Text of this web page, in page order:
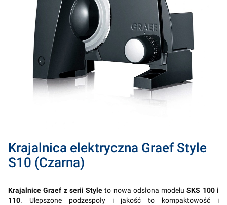
Krajalnica elektryczna Graef Style
S10 (Czarna)
Krajalnice Graef z serii Styleto nowa odsłona modelu SKS 100 i
110. Ulepszone podzespoły i jakość to kompaktowość i